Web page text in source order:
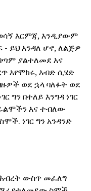
እርምጃ, እንዲያውም
ይህ እንዳለ ሆኖ, ለልጅዎ
ያልተለመደ እና
እየሞከሩ, እብድ ሲሄድ
ወደ ኋላ ባለፉት ወደ
ግን በተለይ እንግዳ ነገር
እና ተብለው
ነገር ግን አንዳንድ
ሕብረት ውስጥ መፈለግ